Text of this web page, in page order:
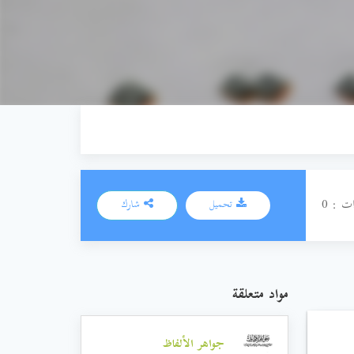
: 0 تحميل
مواد متعلقة
جواهر الألفاظ